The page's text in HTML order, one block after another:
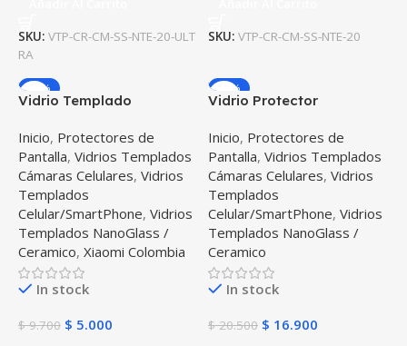
SKU: VTP-CR-CM-SS-NTE-20-ULT
RA
SKU: VTP-CR-CM-SS-NTE-20
-48%
Vidrio Templado
para celular Xiaomi Redmi
Note 9
Inicio, Protectores de
Pantalla, Vidrios Templados
Cámaras Celulares, Vidrios
Templados
Celular/SmartPhone, Vidrios
Templados NanoGlass /
Ceramico, Xiaomi Colombia
In stock
$9.700 $ 5.000
-18%
Vidrio Protector
Cámara de Samsung S20
Ultra
Inicio, Protectores de
Pantalla, Vidrios Templados
Cámaras Celulares, Vidrios
Templados
Celular/SmartPhone, Vidrios
Templados NanoGlass /
Ceramico
In stock
$20.500 $ 16.900